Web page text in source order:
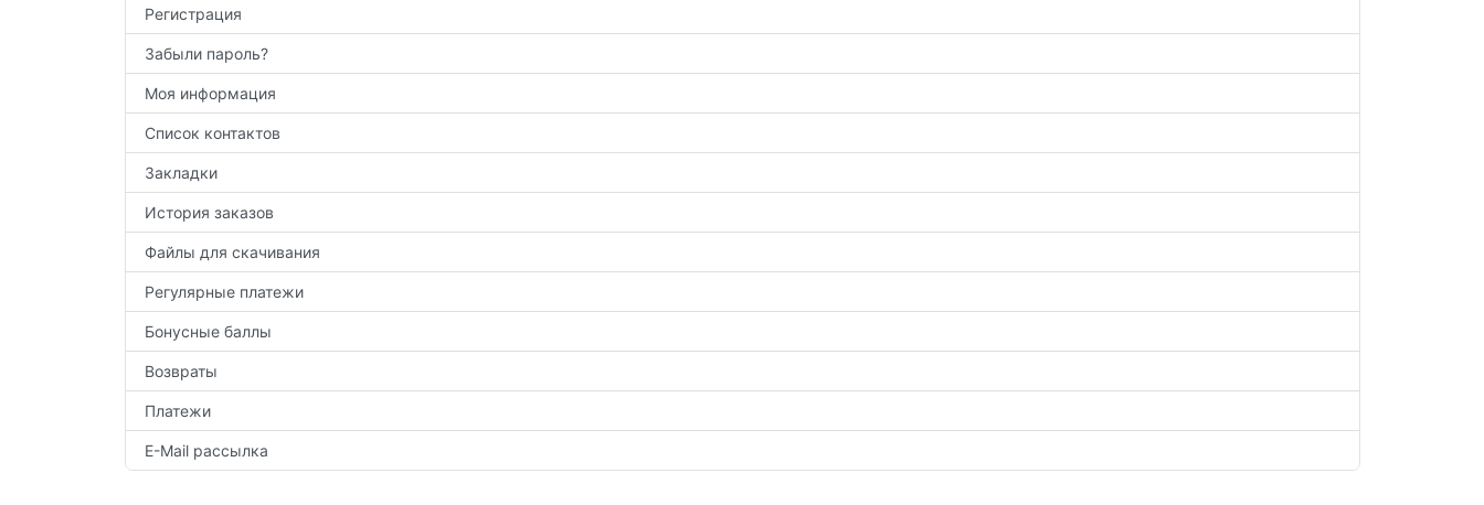
Регистрация
Забыли пароль?
Моя информация
Список контактов
Закладки
История заказов
Файлы для скачивания
Регулярные платежи
Бонусные баллы
Возвраты
Платежи
E-Mail рассылка